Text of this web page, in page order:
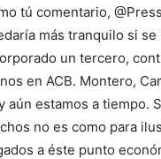
tú comentario,
más tranquilo si se
un tercero,
en ACB. Montero,
aún estamos a tiempo.
no es como para
a éste punto